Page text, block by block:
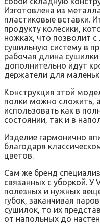
Изготовлена из
пластиковые вставки.
продукту колесики,
ножках, что позволит
сушильную систему в
рабочая длина
дополнительно идут
держатели для
Конструкция этой
полки можно сложить,
использовать как в
состоянии, так и в
Изделие гармонично
благодаря
цветов.
Сам же бренд
связанных с уборкой.
полезных и нужных
губок, заканчивая
сушилок, то их
от напольных до